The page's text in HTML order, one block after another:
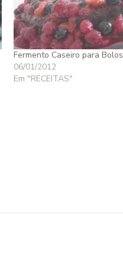
Fermento Caseiro para Bolos
06/01/2012
Em "RECEITAS"